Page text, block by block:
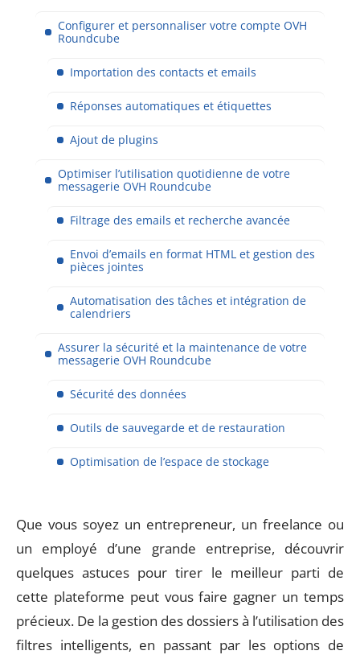
Configurer et personnaliser votre compte OVH
Roundcube
Importation des contacts et emails
Réponses automatiques et étiquettes
Ajout de plugins
Optimiser l’utilisation quotidienne de votre
messagerie OVH Roundcube
Filtrage des emails et recherche avancée
Envoi d’emails en format HTML et gestion des
pièces jointes
Automatisation des tâches et intégration de
calendriers
Assurer la sécurité et la maintenance de votre
messagerie OVH Roundcube
Sécurité des données
Outils de sauvegarde et de restauration
Optimisation de l’espace de stockage
Que vous soyez un entrepreneur, un freelance ou
un employé d’une grande entreprise, découvrir
quelques astuces pour tirer le meilleur parti de
cette plateforme peut vous faire gagner un temps
précieux. De la gestion des dossiers à l’utilisation des
filtres intelligents, en passant par les options de